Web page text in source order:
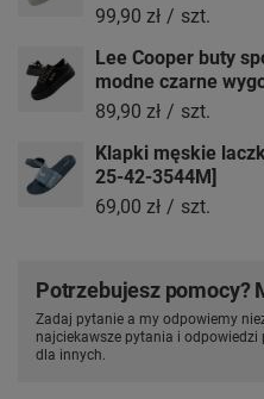
99,90 zł / szt.
Lee Cooper buty
modne czarne
89,90 zł / szt.
Klapki męskie
25-42-3544M]
69,00 zł / szt.
Potrzebujesz pomocy?
Zadaj pytanie a my odpowiemy
najciekawsze pytania i odpowiedzi
dla innych.